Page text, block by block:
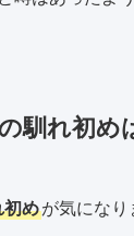
馴れ初め
初めが気になり